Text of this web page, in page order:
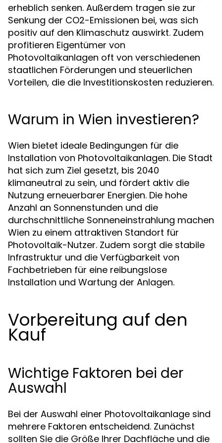
erheblich senken. Außerdem tragen sie zur
Senkung der CO2-Emissionen bei, was sich
positiv auf den Klimaschutz auswirkt. Zudem
profitieren Eigentümer von
Photovoltaikanlagen oft von verschiedenen
staatlichen Förderungen und steuerlichen
Vorteilen, die die Investitionskosten reduzieren.
Warum in Wien investieren?
Wien bietet ideale Bedingungen für die
Installation von Photovoltaikanlagen. Die Stadt
hat sich zum Ziel gesetzt, bis 2040
klimaneutral zu sein, und fördert aktiv die
Nutzung erneuerbarer Energien. Die hohe
Anzahl an Sonnenstunden und die
durchschnittliche Sonneneinstrahlung machen
Wien zu einem attraktiven Standort für
Photovoltaik-Nutzer. Zudem sorgt die stabile
Infrastruktur und die Verfügbarkeit von
Fachbetrieben für eine reibungslose
Installation und Wartung der Anlagen.
Vorbereitung auf den
Kauf
Wichtige Faktoren bei der
Auswahl
Bei der Auswahl einer Photovoltaikanlage sind
mehrere Faktoren entscheidend. Zunächst
sollten Sie die Größe Ihrer Dachfläche und die